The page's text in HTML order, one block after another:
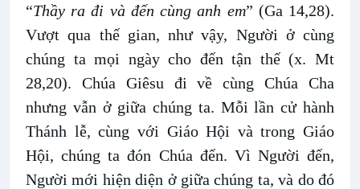
“Thầy ra đi và đến cùng anh em” (Ga 14,28).
Vượt qua thế gian, như vậy, Người ở cùng
chúng ta mọi ngày cho đến tận thế (x. Mt
28,20). Chúa Giêsu đi về cùng Chúa Cha
nhưng vẫn ở giữa chúng ta. Mỗi lần cử hành
Thánh lễ, cùng với Giáo Hội và trong Giáo
Hội, chúng ta đón Chúa đến. Vì Người đến,
Người mới hiện diện ở giữa chúng ta, và do đó